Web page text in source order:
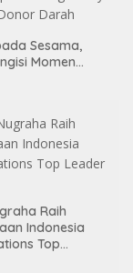
Sesama,
Momen
Raih
Indonesia
Top